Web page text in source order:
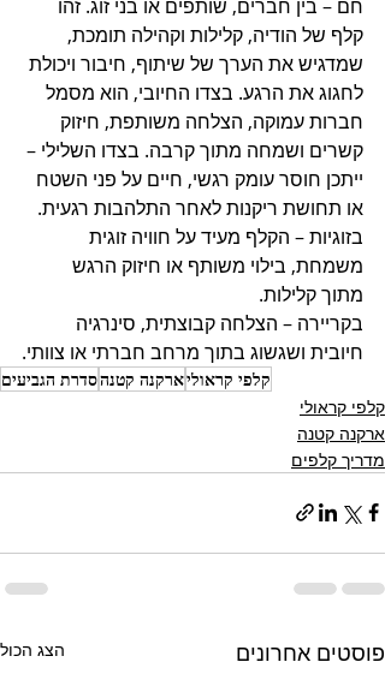
חם – בין חברים, שותפים או בני זוג. זהו
קלף של הודיה, קלילות וקהילה תומכת,
שמדגיש את הערך של שיתוף, חיבור ויכולת
לחגוג את הרגע. בצדו החיובי, הוא מסמל
חברות עמוקה, הצלחה משותפת, חיזוק
קשרים ושמחה מתוך קרבה. בצדו השלילי –
ייתכן חוסר עומק רגשי, חיים על פני השטח
או תחושת ריקנות לאחר התלהבות רגעית.
בזוגיות – הקלף מעיד על חוויה זוגית
משמחת, בילוי משותף או חיזוק הרגש
מתוך קלילות.
בקריירה – הצלחה קבוצתית, סינרגיה
חיובית ושגשוג בתוך מרחב חברתי או צוותי.
קלפי קראוליארקנה קטנהסדרת הגביעים
קלפי קראולי
ארקנה קטנה
מדריך קלפים
פוסטים אחרונים הצג הכול